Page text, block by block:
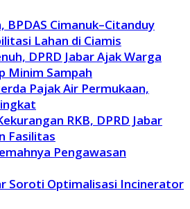
Cimanuk–Citanduy
Lahan di Ciamis
DPRD Jabar Ajak Warga
Minim Sampah
Pajak Air Permukaan,
RKB, DPRD Jabar
Fasilitas
Pengawasan
Soroti Optimalisasi Incinerator